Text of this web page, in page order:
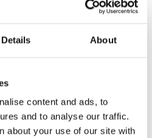
Details About
content and ads, to
and to analyse our traffic.
about your use of our site with
Leveringstid 2-5 hverdage